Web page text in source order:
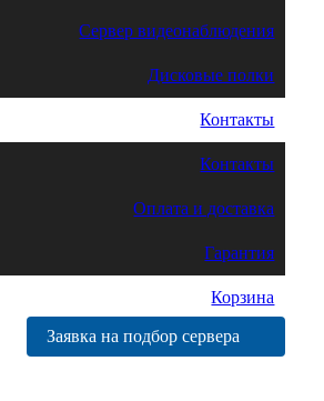
Сервер видеонаблюдения
Дисковые полки
Контакты
Контакты
Оплата и доставка
Гарантия
Корзина
Заявка на подбор сервера